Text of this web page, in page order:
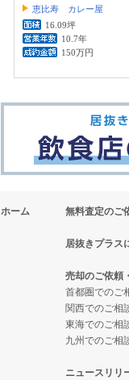
恵比寿 カレー屋
16.09坪
10.7年
150万円
ホーム 無料査定のご
居抜きプラス
売却のご依頼
首都圏でのご
関西でのご相
東海でのご相
九州でのご相
ニュースリリ